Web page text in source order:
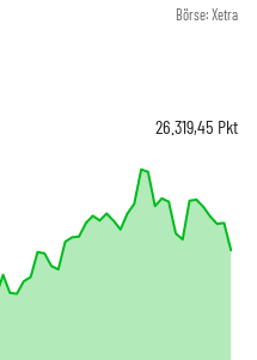
Börse: Xetra
26.319,45 Pkt